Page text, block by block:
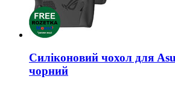
Силіконовий чохол для
чорний